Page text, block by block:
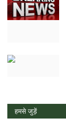
हमसे जुड़ें